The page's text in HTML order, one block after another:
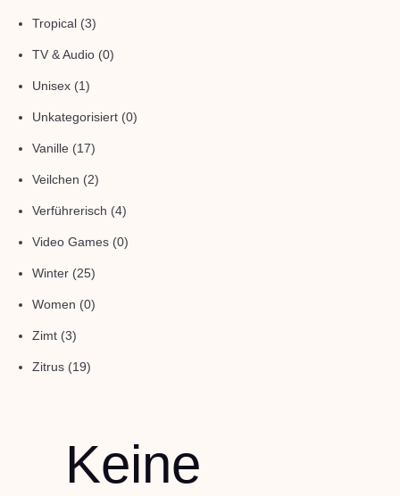
Tropical (3)
TV & Audio (0)
Unisex (1)
Unkategorisiert (0)
Vanille (17)
Veilchen (2)
Verführerisch (4)
Video Games (0)
Winter (25)
Women (0)
Zimt (3)
Zitrus (19)
Keine